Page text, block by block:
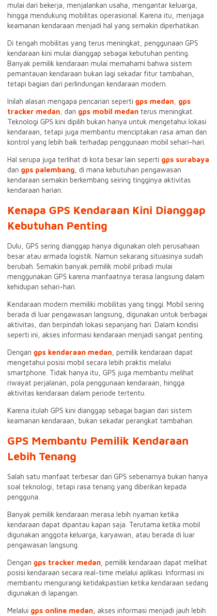
mulai dari bekerja, menjalankan usaha, mengantar keluarga,
hingga mendukung mobilitas operasional. Karena itu, menjaga
keamanan kendaraan menjadi hal yang semakin diperhatikan.
Di tengah mobilitas yang terus meningkat, penggunaan GPS
kendaraan kini mulai dianggap sebagai kebutuhan penting.
Banyak pemilik kendaraan mulai memahami bahwa sistem
pemantauan kendaraan bukan lagi sekadar fitur tambahan,
tetapi bagian dari perlindungan kendaraan modern.
Inilah alasan mengapa pencarian seperti gps medan gps
tracker medan dan gps mobil medan terus meningkat.
Teknologi GPS kini dipilih bukan hanya untuk mengetahui lokasi
kendaraan, tetapi juga membantu menciptakan rasa aman dan
kontrol yang lebih baik terhadap penggunaan mobil sehari-hari.
Hal serupa juga terlihat di kota besar lain seperti gps surabaya
dan gps palembang , di mana kebutuhan pengawasan
kendaraan semakin berkembang seiring tingginya aktivitas
kendaraan harian.
Kenapa GPS Kendaraan Kini Dianggap
Kebutuhan Penting
Dulu, GPS sering dianggap hanya digunakan oleh perusahaan
besar atau armada logistik. Namun sekarang situasinya sudah
berubah. Semakin banyak pemilik mobil pribadi mulai
menggunakan GPS karena manfaatnya terasa langsung dalam
kehidupan sehari-hari.
Kendaraan modern memiliki mobilitas yang tinggi. Mobil sering
berada di luar pengawasan langsung, digunakan untuk berbagai
aktivitas, dan berpindah lokasi sepanjang hari. Dalam kondisi
seperti ini, akses informasi kendaraan menjadi sangat penting.
Dengan gps kendaraan medan , pemilik kendaraan dapat
mengetahui posisi mobil secara lebih praktis melalui
smartphone. Tidak hanya itu, GPS juga membantu melihat
riwayat perjalanan, pola penggunaan kendaraan, hingga
aktivitas kendaraan dalam periode tertentu.
Karena itulah GPS kini dianggap sebagai bagian dari sistem
keamanan kendaraan, bukan sekadar perangkat tambahan.
GPS Membantu Pemilik Kendaraan
Lebih Tenang
Salah satu manfaat terbesar dari GPS sebenarnya bukan hanya
soal teknologi, tetapi rasa tenang yang diberikan kepada
pengguna.
Banyak pemilik kendaraan merasa lebih nyaman ketika
kendaraan dapat dipantau kapan saja. Terutama ketika mobil
digunakan anggota keluarga, karyawan, atau berada di luar
pengawasan langsung.
Dengan gps tracker medan , pemilik kendaraan dapat melihat
posisi kendaraan secara real-time melalui aplikasi. Informasi ini
membantu mengurangi ketidakpastian ketika kendaraan sedang
digunakan di lapangan.
Melalui gps online medan , akses informasi menjadi jauh lebih